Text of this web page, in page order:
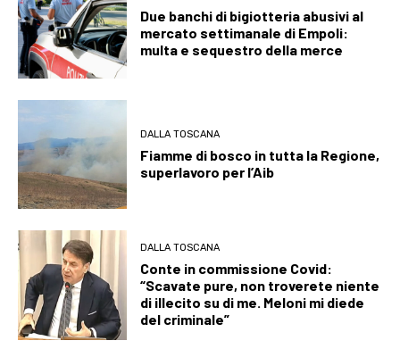
Due banchi di bigiotteria abusivi al
mercato settimanale di Empoli:
multa e sequestro della merce
DALLA TOSCANA
Fiamme di bosco in tutta la Regione,
superlavoro per l’Aib
DALLA TOSCANA
Conte in commissione Covid:
“Scavate pure, non troverete niente
di illecito su di me. Meloni mi diede
del criminale”